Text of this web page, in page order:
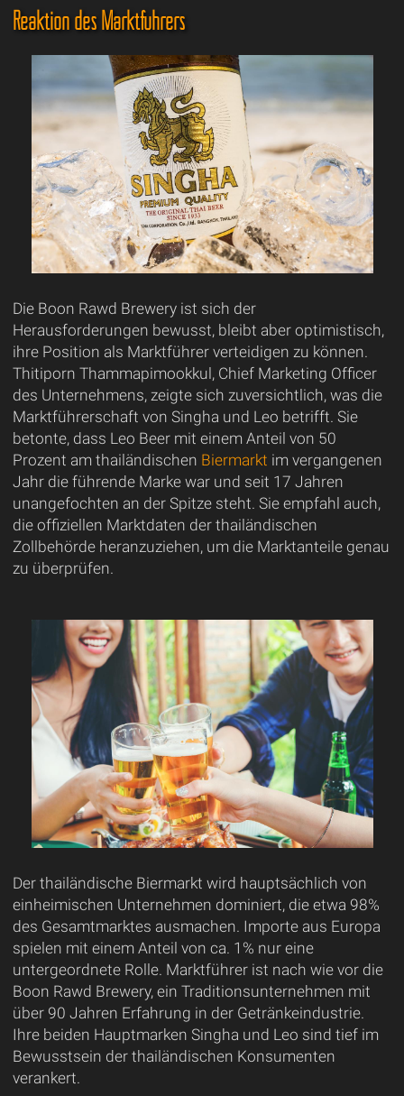
Reaktion des Marktführers
Die Boon Rawd Brewery ist sich der
Herausforderungen bewusst, bleibt aber optimistisch,
ihre Position als Marktführer verteidigen zu können.
Thitiporn Thammapimookkul, Chief Marketing Officer
des Unternehmens, zeigte sich zuversichtlich, was die
Marktführerschaft von Singha und Leo betrifft. Sie
betonte, dass Leo Beer mit einem Anteil von 50
Prozent am thailändischen Biermarkt im vergangenen
Jahr die führende Marke war und seit 17 Jahren
unangefochten an der Spitze steht. Sie empfahl auch,
die offiziellen Marktdaten der thailändischen
Zollbehörde heranzuziehen, um die Marktanteile genau
zu überprüfen.
Der thailändische Biermarkt wird hauptsächlich von
einheimischen Unternehmen dominiert, die etwa 98%
des Gesamtmarktes ausmachen. Importe aus Europa
spielen mit einem Anteil von ca. 1% nur eine
untergeordnete Rolle. Marktführer ist nach wie vor die
Boon Rawd Brewery, ein Traditionsunternehmen mit
über 90 Jahren Erfahrung in der Getränkeindustrie.
Ihre beiden Hauptmarken Singha und Leo sind tief im
Bewusstsein der thailändischen Konsumenten
verankert.